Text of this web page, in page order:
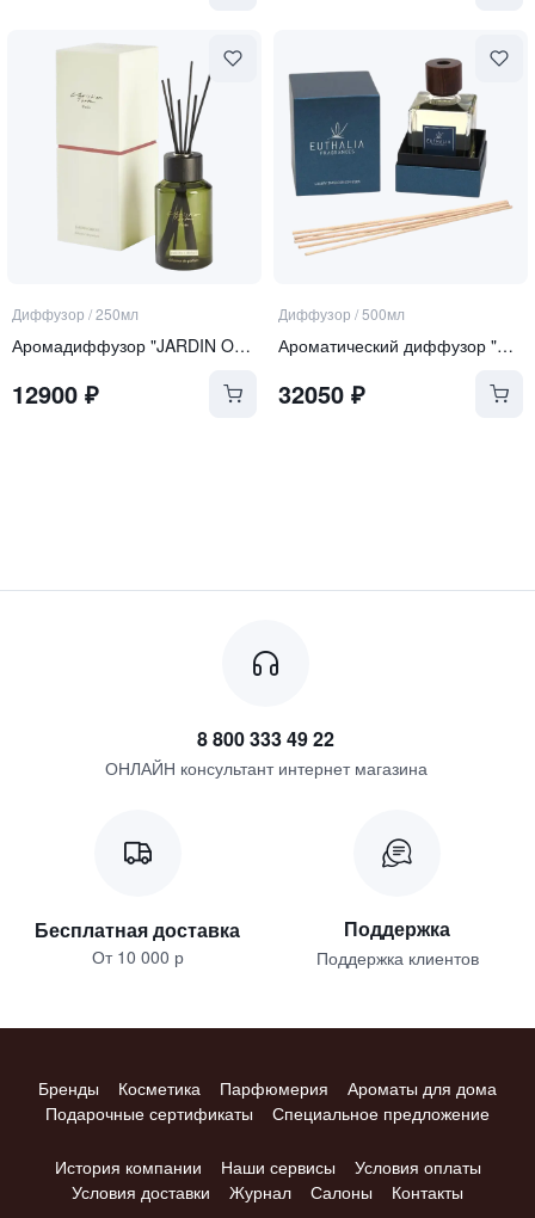
Диффузор /250мл
Аромадиффузор "JARDIN ORIENT"
12900 ₽
Диффузор /500мл
Ароматический диффузор "Zanzibar"
32050₽
8 800 333 49 22
ОНЛАЙН консультант интернет магазина
Бесплатная доставка
От 10 000 р
Поддержка
Поддержка клиентов
Бренды Косметика Парфюмерия
Ароматы для дома
Подарочные сертификаты
Специальное предложение
История компании Наши сервисы
Условия оплаты
Условия доставки
Журнал Салоны Контакты